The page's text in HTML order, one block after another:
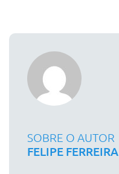
SOBRE O AUTOR
FELIPE FERREIRA